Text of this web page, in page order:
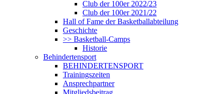
Club der 100er 2022/23
Club der 100er 2021/22
Hall of Fame der Basketballabteilung
Geschichte
>> Basketball-Camps
Historie
Behindertensport
BEHINDERTENSPORT
Trainingszeiten
Ansprechpartner
Mitgliedsbeitrag